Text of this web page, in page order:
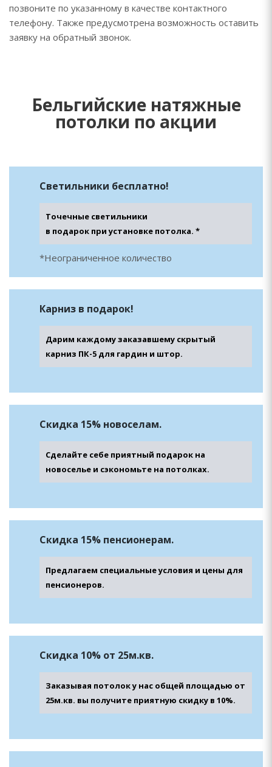
позвоните по указанному в качестве контактного
телефону. Также предусмотрена возможность оставить
заявку на обратный звонок.
Бельгийские натяжные
потолки по акции
Светильники бесплатно!
Точечные светильники
в подарок при установке потолка. *
*Неограниченное количество
Карниз в подарок!
Дарим каждому заказавшему скрытый
карниз ПК-5 для гардин и штор.
Скидка 15% новоселам.
Сделайте себе приятный подарок на
новоселье и сэкономьте на потолках.
Скидка 15% пенсионерам.
Предлагаем специальные условия и цены для
пенсионеров.
Скидка 10% от 25м.кв.
Заказывая потолок у нас общей площадью от
25м.кв. вы получите приятную скидку в 10%.